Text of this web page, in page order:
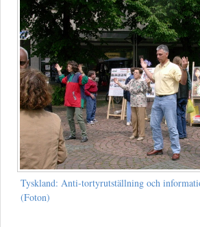
Tyskland: Anti-tortyrutställning och
(Foton)